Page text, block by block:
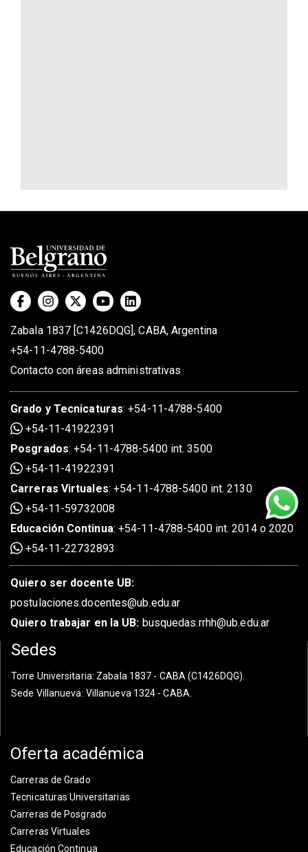
Zabala 1837 [C1426DQG], CABA, Argentina
+54-11-4788-5400
Contacto con áreas administrativas
Grado y Tecnicaturas:+54-11-4788-5400
+54-11-41922391
Posgrados:+54-11-4788-5400 int. 3500
+54-11-41922391
Carreras Virtuales:+54-11-4788-5400 int. 2130
+54-11-59732008
Educación Continua:+54-11-4788-5400 int. 2014 o 2020
+54-11-22732893
Quiero ser docente UB:
postulaciones.docentes@ub.edu.ar
Quiero trabajar en la UB: busquedas.rrhh@ub.edu.ar
Sedes
Torre Universitaria: Zabala 1837 - CABA (C1426DQG).
Sede Villanueva: Villanueva 1324 - CABA.
Oferta académica
Carreras de Grado
Tecnicaturas Universitarias
Carreras de Posgrado
Carreras Virtuales
Educación Continua